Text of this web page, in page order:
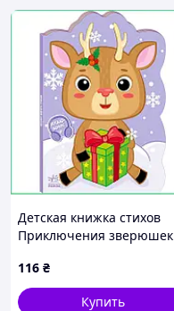
Детская книжка стихов
Приключения зверюшек
речи детей 1-4 года яркие
иллюстрации
116 ₴
Купить